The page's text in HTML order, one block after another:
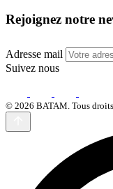
Rejoignez notre
Adresse mail
Suivez nous
© 2026 BATAM. Tous droits